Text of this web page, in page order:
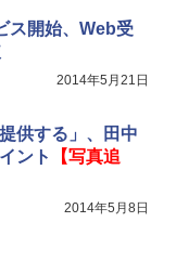
ス開始、Web受
2014年5月21日
供する」、田中
ント
【写真追
2014年5月8日